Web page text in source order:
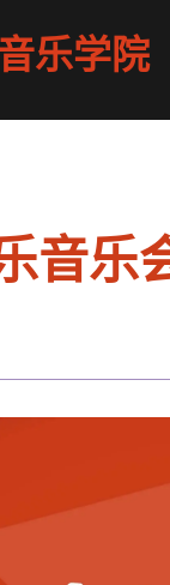
乐学院
音乐